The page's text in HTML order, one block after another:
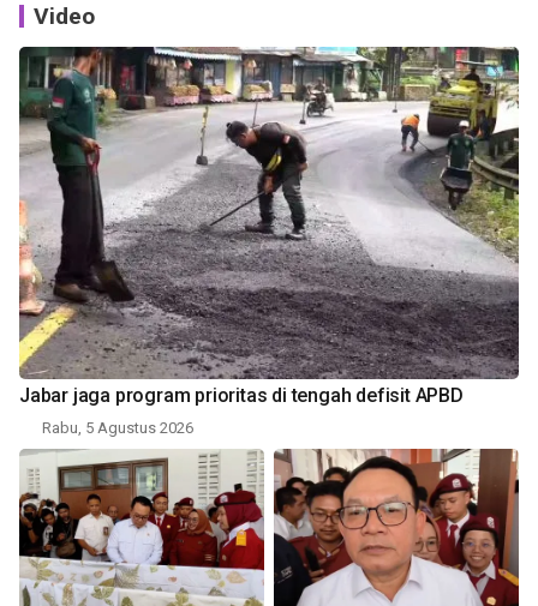
Video
Jabar jaga program prioritas di tengah defisit APBD
Rabu, 5 Agustus 2026